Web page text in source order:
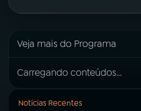
Veja mais do Programa
Carregando conteúdos...
Notícias Recentes